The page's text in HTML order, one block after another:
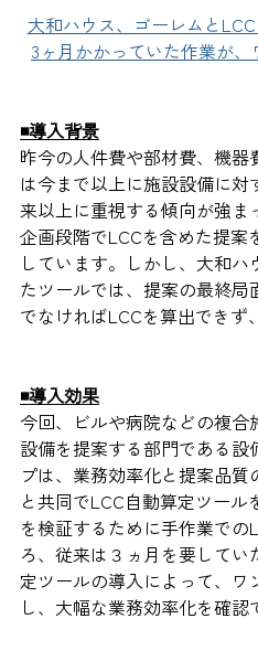
大和ハウス、ゴーレムと
3ヶ月かかっていた作業が
◾️導入背景
昨今の人件費や部材費、機
は今まで以上に施設設備に
来以上に重視する傾向が強
企画段階でLCCを含めた提案
しています。 しかし、大和
たツールでは、提案の最終
でなければLCCを算出できず
◾️導入効果
今回、ビルや病院などの複
設備を提案する部門である
プは、業務効率化と提案品
と共同でLCC自動算定ツー
を検証するために手作業での
ろ、従来は３ヵ月を要して
定ツールの導入によって、ワ
し、大幅な業務効率化を確認